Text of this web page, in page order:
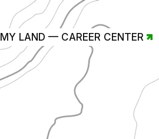
MY LAND — CAREER CENTER